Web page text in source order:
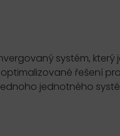
systém,
řešení
jednotného